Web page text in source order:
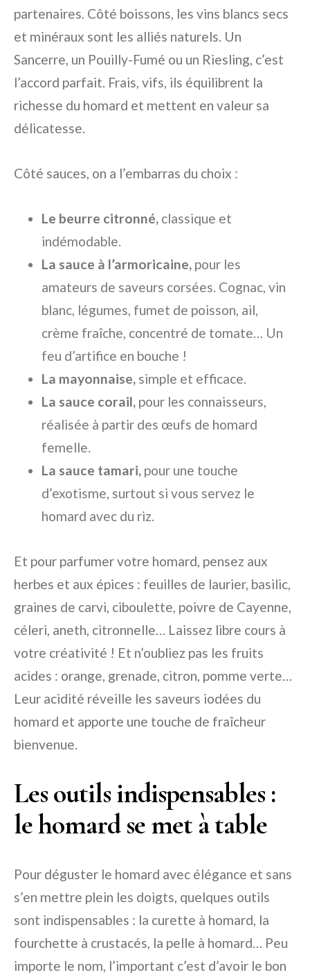
partenaires. Côté boissons, les vins blancs secs
et minéraux sont les alliés naturels. Un
Sancerre, un Pouilly-Fumé ou un Riesling, c’est
l’accord parfait. Frais, vifs, ils équilibrent la
richesse du homard et mettent en valeur sa
délicatesse.
Côté sauces, on a l’embarras du choix :
Le beurre citronné, classique et
indémodable.
La sauce à l’armoricaine, pour les
amateurs de saveurs corsées. Cognac, vin
blanc, légumes, fumet de poisson, ail,
crème fraîche, concentré de tomate… Un
feu d’artifice en bouche !
La mayonnaise, simple et efficace.
La sauce corail, pour les connaisseurs,
réalisée à partir des œufs de homard
femelle.
La sauce tamari, pour une touche
d’exotisme, surtout si vous servez le
homard avec du riz.
Et pour parfumer votre homard, pensez aux
herbes et aux épices : feuilles de laurier, basilic,
graines de carvi, ciboulette, poivre de Cayenne,
céleri, aneth, citronnelle… Laissez libre cours à
votre créativité ! Et n’oubliez pas les fruits
acides : orange, grenade, citron, pomme verte…
Leur acidité réveille les saveurs iodées du
homard et apporte une touche de fraîcheur
bienvenue.
Les outils indispensables :
le homard se met à table
Pour déguster le homard avec élégance et sans
s’en mettre plein les doigts, quelques outils
sont indispensables : la curette à homard, la
fourchette à crustacés, la pelle à homard… Peu
importe le nom, l’important c’est d’avoir le bon